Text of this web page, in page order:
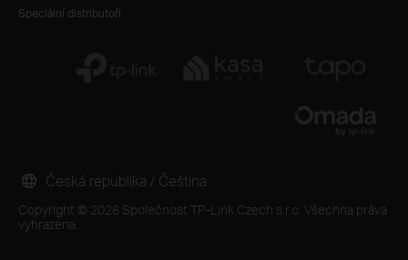
Speciální distributoři
Copyright © 2026 Společnost TP-Link Czech s.r.o. Všechna práva
vyhrazena.
Česká republika / Čeština